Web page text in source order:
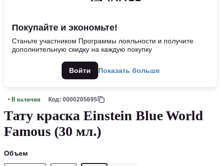
Покупайте и экономьте!
Станьте участником Программы лояльности и получите
дополнительную скидку на каждую покупку
Войти Показать больше
• В наличии Код: 0000205695
Тату краска Einstein Blue World
Famous (30 мл.)
Объем